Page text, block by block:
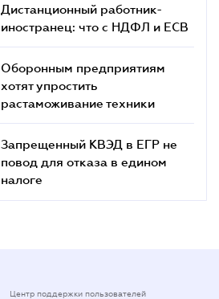
Дистанционный работник-
иностранец: что с НДФЛ и ЕСВ
Оборонным предприятиям
хотят упростить
растаможивание техники
Запрещенный КВЭД в ЕГР не
повод для отказа в едином
налоге
Центр поддержки пользователей